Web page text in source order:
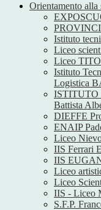
Orientamento
Istituto
Liceo
Liceo
Istituto
Logistica
ISTITUTO
Battista
DIEFFE
ENAIP
Liceo
IIS Ferrari
IIS
Liceo
Liceo
IIS - Liceo
S.F.P.